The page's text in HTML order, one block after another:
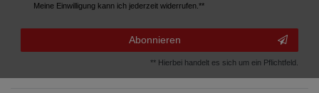
Meine Einwilligung kann ich jederzeit widerrufen.**
Abonnieren
** Hierbei handelt es sich um ein Pflichtfeld.